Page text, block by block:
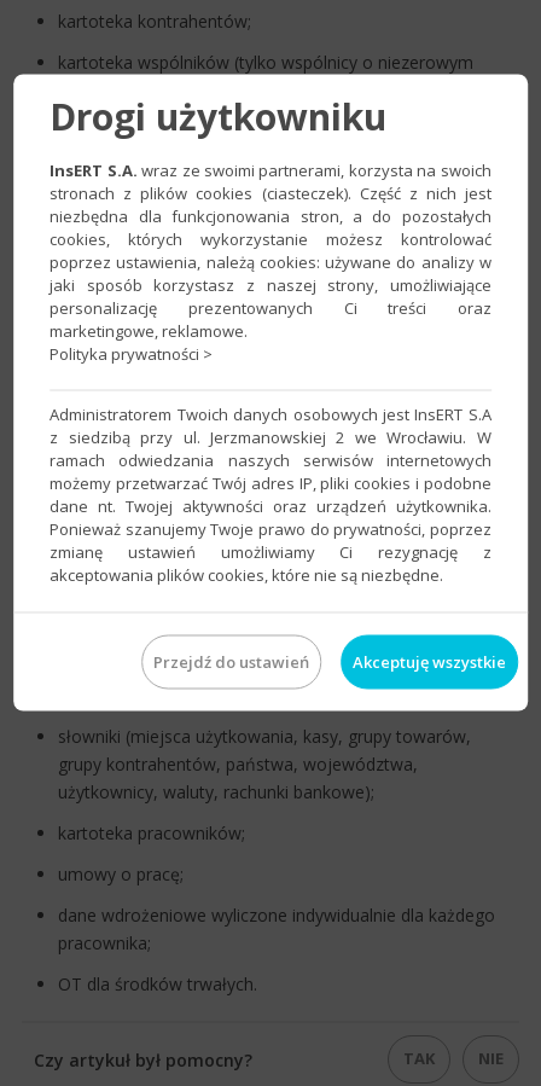
kartoteka kontrahentów;
kartoteka wspólników (tylko wspólnicy o niezerowym
kartoteka instytucji;
kartoteka pojazdów;
kartoteka środków trwałych (tylko te środki, które na
początku przenoszonego okresu są użytkowane);
kartoteka WNiP;
remanenty (jako sumaryczne wartości);
parametry pracy (parametry księgi przychodów i
obrachunkowe, parametry ewidencji przychodów,
parametry kontrahentów);
parametry dotyczące pracy z dokumentami
finansowymi;
parametry numerowania dokumentów kasowych oraz
raportów kasowych;
salda początkowe kas gotówkowych i rachunków
słowniki (miejsca użytkowania, kasy, grupy towarów,
grupy kontrahentów, państwa, województwa,
użytkownicy, waluty, rachunki bankowe);
kartoteka pracowników;
umowy o pracę;
dane wdrożeniowe wyliczone indywidualnie dla każdego
pracownika;
OT dla środków trwałych.
Czy artykuł był pomocny? TAK NIE
Drogi użytkowniku
InsERT S.A. wraz ze swoimi partnerami, korzysta na swoich
stronach z plików cookies (ciasteczek). Część z nich jest
niezbędna dla funkcjonowania stron, a do pozostałych
cookies, których wykorzystanie możesz kontrolować
poprzez ustawienia, należą cookies: używane do analizy w
jaki sposób korzystasz z naszej strony, umożliwiające
personalizację prezentowanych Ci treści oraz
marketingowe, reklamowe.
Polityka prywatności >
Administratorem Twoich danych osobowych jest InsERT S.A
z siedzibą przy ul. Jerzmanowskiej 2 we Wrocławiu. W
ramach odwiedzania naszych serwisów internetowych
możemy przetwarzać Twój adres IP, pliki cookies i podobne
dane nt. Twojej aktywności oraz urządzeń użytkownika.
Ponieważ szanujemy Twoje prawo do prywatności, poprzez
zmianę ustawień umożliwiamy Ci rezygnację z
akceptowania plików cookies, które nie są niezbędne.
Przejdź do ustawień Akceptuję wszystkie